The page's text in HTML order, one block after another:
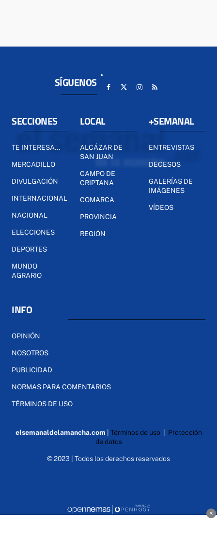
SÍGUENOS
SECCIONES
TE INTERESA...
MERCADILLO
DIVULGACIÓN
INTERNACIONAL
NACIONAL
ELECCIONES
DEPORTES
MUNDO
AGRARIO
LOCAL
ALCÁZAR DE
SAN JUAN
CAMPO DE
CRIPTANA
COMARCA
PROVINCIA
REGIÓN
+SEMANAL
ENTREVISTAS
DECESOS
GALERÍAS DE
IMÁGENES
VÍDEOS
INFO
OPINIÓN
NOSOTROS
PUBLICIDAD
NORMAS PARA COMENTARIOS
TÉRMINOS DE USO
elsemanaldelamancha.com | Términos de uso| Protección
de datos
© 2023 | Todos los derechos reservados
×